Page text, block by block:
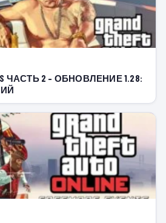
ЧАСТЬ 2 – ОБНОВЛЕНИЕ 1.28: